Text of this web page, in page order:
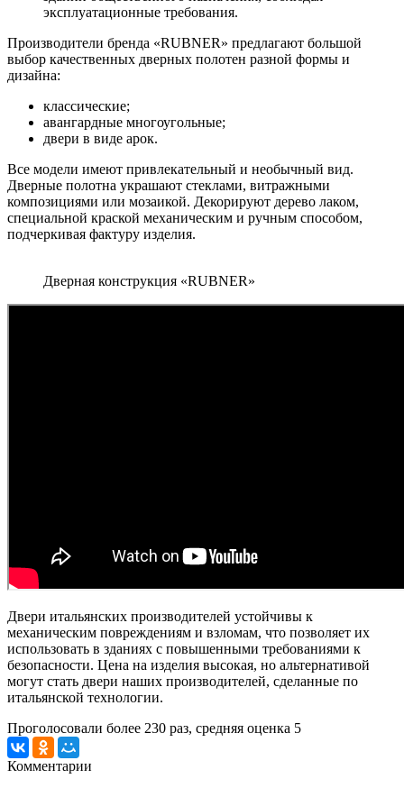
эксплуатационные требования.
Производители бренда «RUBNER» предлагают большой
выбор качественных дверных полотен разной формы и
дизайна:
классические;
авангардные многоугольные;
двери в виде арок.
Все модели имеют привлекательный и необычный вид.
Дверные полотна украшают стеклами, витражными
композициями или мозаикой. Декорируют дерево лаком,
специальной краской механическим и ручным способом,
подчеркивая фактуру изделия.
Дверная конструкция «RUBNER»
Двери итальянских производителей устойчивы к
механическим повреждениям и взломам, что позволяет их
использовать в зданиях с повышенными требованиями к
безопасности. Цена на изделия высокая, но альтернативой
могут стать двери наших производителей, сделанные по
итальянской технологии.
Проголосовали более 230 раз, средняя оценка 5
Комментарии